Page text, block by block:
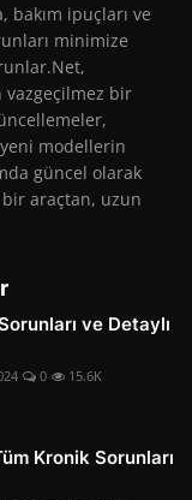
bakım ipuçları ve
minimize
vazgeçilmez bir
modellerin
güncel olarak
bir araçtan, uzun
ve Detaylı
0 15.6K
Kronik Sorunları